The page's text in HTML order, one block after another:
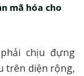
mã hóa cho
chịu đựng
trên diện rộng,